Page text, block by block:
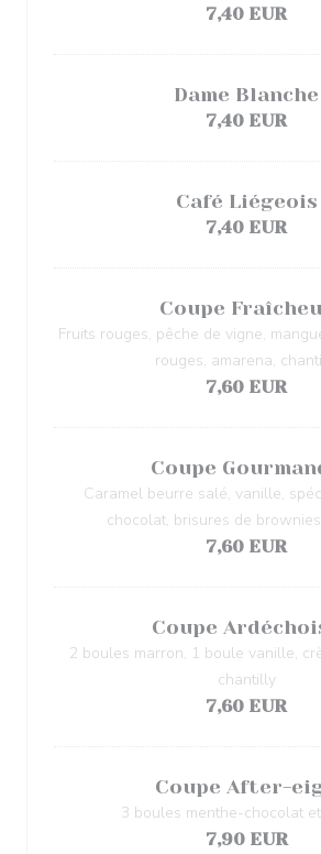
7,40 EUR
Dame Blanche
7,40 EUR
Café Liégeois
7,40 EUR
Coupe
Fruits rouges, pêche de vigne,
rouges, amarena,
7,60 EUR
Coupe
Caramel beurre salé, vanille,
chocolat, brisures de
7,60 EUR
Coupe
2 boules marron, 1 boule vanille,
chantilly
7,60 EUR
Coupe After-
3 boules menthe-chocolat
7,90 EUR